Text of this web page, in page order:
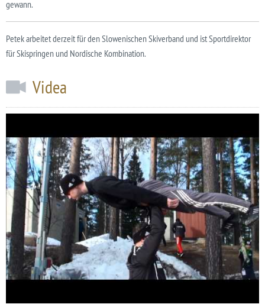
gewann.
Petek arbeitet derzeit für den Slowenischen Skiverband und ist Sportdirektor
für Skispringen und Nordische Kombination.
Videa